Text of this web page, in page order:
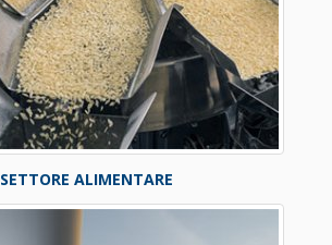
SETTORE ALIMENTARE